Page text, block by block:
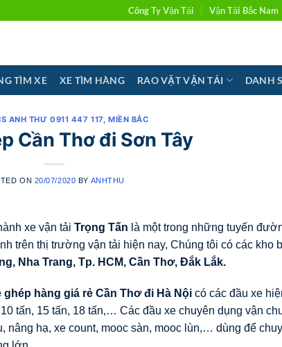
Công Ty Vận Tải Vận Tải Bắc Nam
TÌM XE XE TÌM HÀNG RAO VẶT VẬN TẢI DANH
ANH THƯ 0911 447 117, MIỀN BẮC
Cần Thơ đi Sơn Tây
ON 20/07/2020 BY ANHTHU
xe vận tải Trọng Tấn là một trong những tuyến
trên thị trường vận tải hiện nay, Chúng tôi có các kho
Nha Trang, Tp. HCM, Cần Thơ, Đắk Lắk.
ghép hàng giá rẻ Cần Thơ đi Hà Nội có các đầu xe
tấn, 15 tấn, 18 tấn,… Các đầu xe chuyên dụng vận
nâng hạ, xe count, mooc sàn, mooc lùn,… dùng để